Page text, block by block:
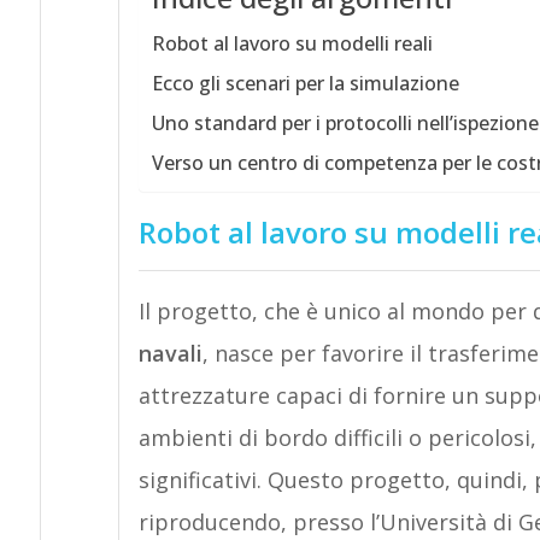
Robot al lavoro su modelli reali
Ecco gli scenari per la simulazione
Uno standard per i protocolli
Verso un centro di competenza per le
Robot al lavoro su modelli
Il progetto, che è unico al mondo
navali, nasce per favorire il
attrezzature capaci di fornire un
ambienti di bordo difficili o
significativi. Questo progetto, quindi,
riproducendo, presso l’Università di